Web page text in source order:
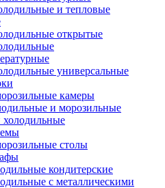
и тепловые
открытые
универсальные
камеры
и морозильные
столы
кондитерские
с металлическими